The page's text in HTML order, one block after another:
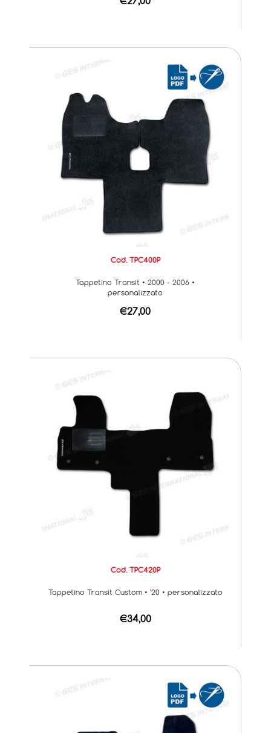
Cod. TPC400P
Tappetino Transit • 2000 - 2006 •
personalizzato
€27,00
Cod. TPC420P
Tappetino Transit Custom • '20 • personalizzato
€34,00